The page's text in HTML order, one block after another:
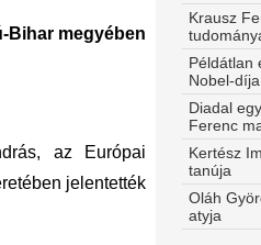
Bihar megyében
az Európai
jelentették
Krausz
Példátlan
Nobel-díja
Diadal
Ferenc
Kertész
tanúja
Oláh
atyja